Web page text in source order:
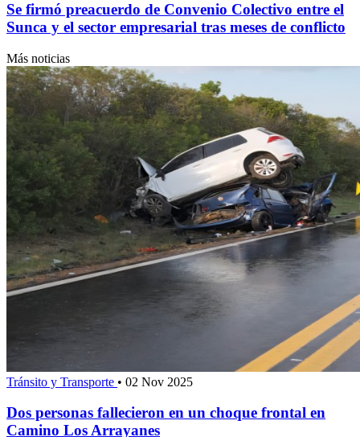
Se firmó preacuerdo de Convenio Colectivo entre el
Sunca y el sector empresarial tras meses de conflicto
Más noticias
Tránsito y Transporte • 02 Nov 2025
Dos personas fallecieron en un choque frontal en
Camino Los Arrayanes